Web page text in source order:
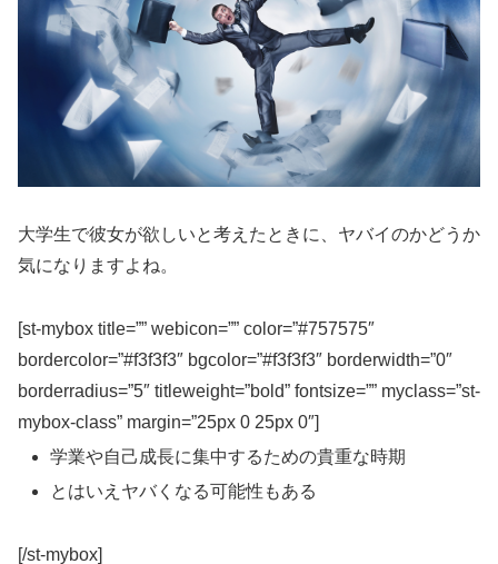
大学生で彼女が欲しいと考えたときに、ヤバイのかどうか
気になりますよね。
[st-mybox title=”” webicon=”” color=”#757575″
bordercolor=”#f3f3f3″ bgcolor=”#f3f3f3″ borderwidth=”0″
borderradius=”5″ titleweight=”bold” fontsize=”” myclass=”st-
mybox-class” margin=”25px 0 25px 0″]
学業や自己成長に集中するための貴重な時期
とはいえヤバくなる可能性もある
[/st-mybox]